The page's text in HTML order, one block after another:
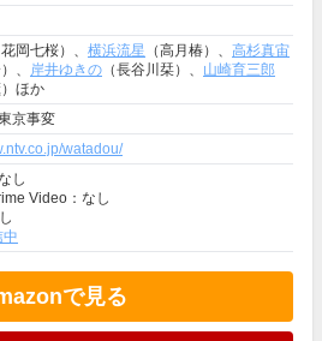
花岡七桜）、 横浜流星 （高月椿）、 高杉真宙
、 岸井ゆきの （長谷川栞）、 山崎育三郎
）ほか
京事変
watadou/
し
Video：なし
中
で見る